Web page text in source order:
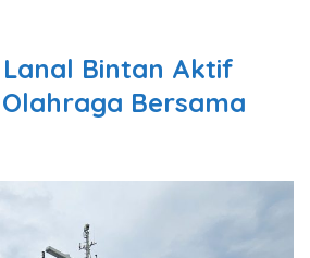
Bintan Aktif
Bersama